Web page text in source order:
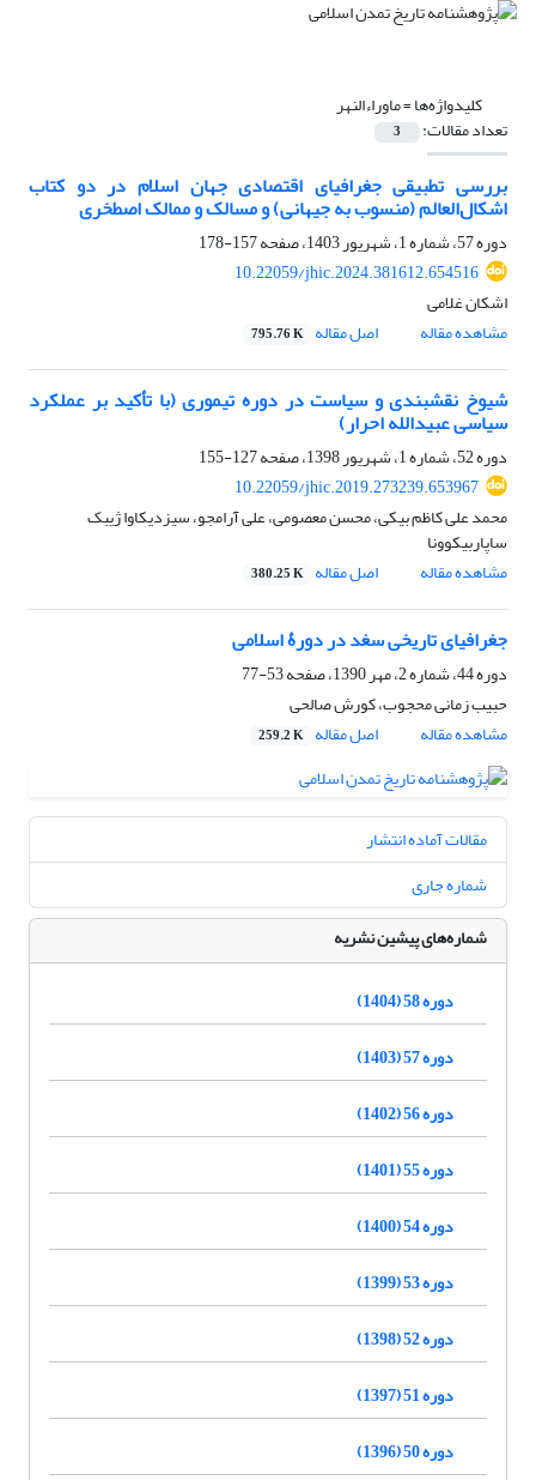
کلیدواژه‌ها =ماوراءالنهر
تعداد مقالات: 3
بررسی تطبیقی جغرافیای اقتصادی جهان اسلام در دو کتاب
اشکال‌العالم (منسوب به جیهانی) و مسالک و ممالک اصطخری
دوره 57، شماره 1، شهریور 1403، صفحه
157-178
10.22059/jhic.2024.381612.654516
اشکان غلامی
مشاهده مقاله
اصل مقاله 795.76 K
شیوخ نقشبندی و سیاست در دوره تیموری (با تأکید بر عملکرد
سیاسی عبیدالله احرار)
دوره 52، شماره 1، شهریور 1398، صفحه
127-155
10.22059/jhic.2019.273239.653967
محمد علی کاظم بیکی، محسن معصومی، علی آرامجو، سیزدیکاوا ژیبک
ساپاربیکوونا
مشاهده مقاله
اصل مقاله 380.25 K
جغرافیای تاریخی سغد در دورۀ اسلامی
دوره 44، شماره 2، مهر 1390، صفحه
53-77
حبیب زمانی محجوب، کورش صالحی
مشاهده مقاله
اصل مقاله 259.2 K
مقالات آماده انتشار
شماره جاری
شماره‌های پیشین نشریه
دوره 58 (1404)
دوره 57 (1403)
دوره 56 (1402)
دوره 55 (1401)
دوره 54 (1400)
دوره 53 (1399)
دوره 52 (1398)
دوره 51 (1397)
دوره 50 (1396)